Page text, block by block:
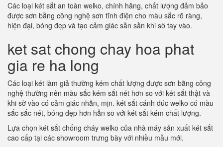
Các loại két sắt an toàn welko, chính hãng, chất lượng đảm bảo
được sơn bằng công nghệ sơn tĩnh điện cho màu sắc rõ ràng,
hiện đại, bóng đẹp và tạo cảm giác sần sần khi sờ tay vào.
ket sat chong chay hoa phat
gia re ha long
Các loại két làm giả thường kém chất lượng được sơn bằng công
nghệ thường nên màu sắc kém sắt nét hơn so với két sắt thật và
khi sờ vào có cảm giác nhẵn, mịn. két sắt cánh đúc welko có màu
sắc sắc nét, bóng đẹp hơn hẳn so với két sắt kém chất lượng.
Lựa chọn két sắt chống cháy welko của nhà máy sản xuất két sắt
cao cấp tại các showroom trưng bày với nhiều mẫu mới.